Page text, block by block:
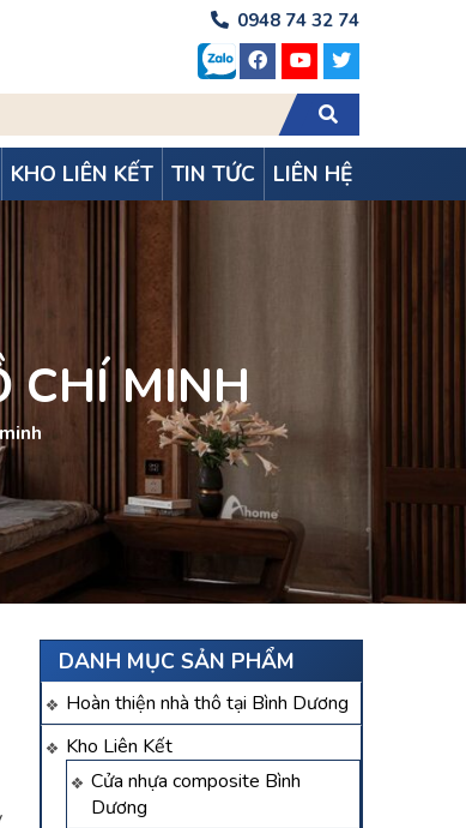
0948 74 32 74
KHO LIÊN KẾT TIN TỨC LIÊN HỆ
CHÍ MINH
DANH MỤC SẢN PHẨM
Hoàn thiện nhà thô tại Bình Dương
Kho Liên Kết
Cửa nhựa composite Bình
Dương